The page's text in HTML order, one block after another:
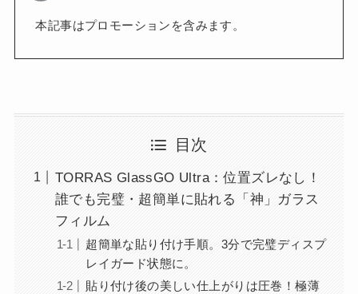
本記事はプロモーションを含みます。
目次
TORRAS GlassGO Ultra：位置ズレなし！
誰でも完璧・超簡単に貼れる「神」ガラス
フィルム
超簡単な貼り付け手順。3分で完璧ディスプ
レイガード状態に。
貼り付け後の美しい仕上がりは圧巻！極薄